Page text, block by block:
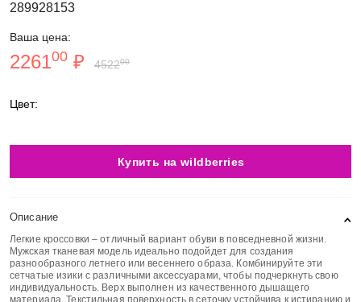
289928153
Ваша цена:
226100 ₽ 452200
Цвет:
Купить на wildberries
Описание
Легкие кроссовки – отличный вариант обуви в повседневной жизни.
Мужская тканевая модель идеально подойдет для создания
разнообразного летнего или весеннего образа. Комбинируйте эти
сетчатые изики с различными аксессуарами, чтобы подчеркнуть свою
индивидуальность. Верх выполнен из качественного дышащего